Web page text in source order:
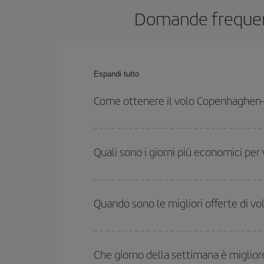
Domande
Espandi tutto
Come ottenere il volo
date e agli orari di andata e ritorno.
Quali sono i giorni più economici
date hai in mente di viaggiare. Ti mostreremo i
l'offerta migliore. Inoltre, cerca tra le diverse
Quando sono le migliori offerte di
alta stagione. Inoltre, soprattutto se stai
Che giorno della settimana è